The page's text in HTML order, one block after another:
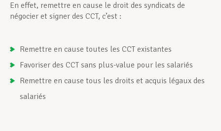
En effet, remettre en cause le droit des syndicats de
négocier et signer des CCT, c’est :
Remettre en cause toutes les CCT existantes
Favoriser des CCT sans plus-value pour les salariés
Remettre en cause tous les droits et acquis légaux des
salariés